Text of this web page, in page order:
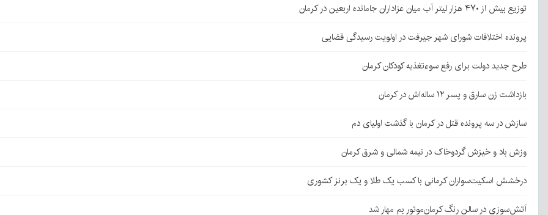
توزیع بیش از ۴۷۰ هزار لیتر آب میان عزاداران جامانده اربعین در کرمان
پرونده اختلافات شورای شهر جیرفت در اولویت رسیدگی قضایی
طرح جدید دولت برای رفع سوءتغذیه کودکان کرمان
بازداشت زن سارق و پسر ۱۲ ساله‌اش در کرمان
سازش در سه پرونده قتل در کرمان با گذشت اولیای دم
وزش باد و خیزش گردوخاک در نیمه شمالی و شرق کرمان
درخشش اسکیت‌سواران کرمانی با کسب یک طلا و یک برنز کشوری
آتش‌سوزی در سالن رنگ کرمان‌موتور بم مهار شد